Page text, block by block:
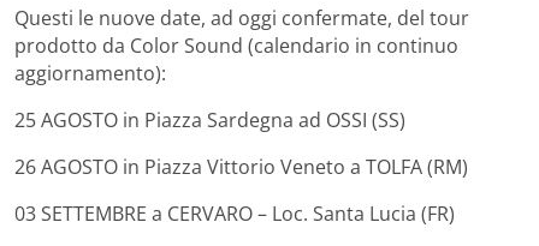
Questi le nuove date, ad oggi confermate, del tour
prodotto da Color Sound (calendario in continuo
aggiornamento):
25 AGOSTO in Piazza Sardegna ad OSSI (SS)
26 AGOSTO in Piazza Vittorio Veneto a TOLFA (RM)
03 SETTEMBRE a CERVARO – Loc. Santa Lucia (FR)